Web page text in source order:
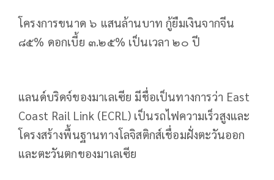
โครงการขนาด ๖ แสนล้านบาท กู้ยืมเงินจากจีน
๘๕% ดอกเบี้ย ๓.๒๕% เป็นเวลา ๒๐ ปี
แลนด์บริดจ์ของมาเลเซีย มีชื่อเป็นทางการว่า East
Coast Rail Link (ECRL) เป็นรถไฟความเร็วสูงและ
โครงสร้างพื้นฐานทางโลจิสติกส์เชื่อมฝั่งตะวันออก
และตะวันตกของมาเลเซีย